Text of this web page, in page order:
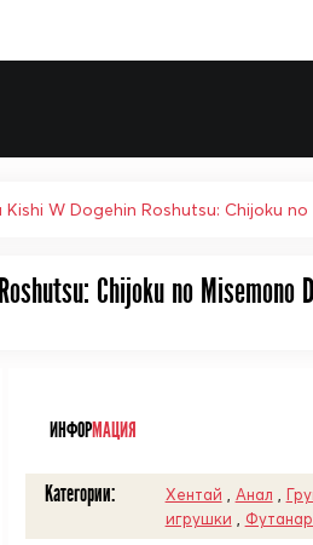
Kishi W Dogehin Roshutsu: Chijoku
Chijoku no Misemono
ИНФОРМАЦИЯ
Категории: Хентай Анал
игрушки